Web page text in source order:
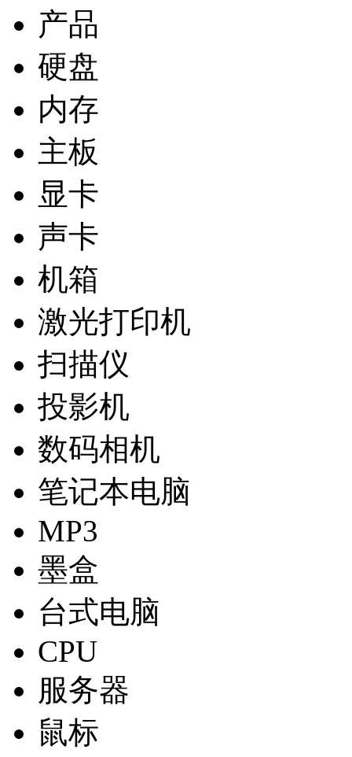
产品
硬盘
内存
主板
显卡
声卡
机箱
激光打印机
扫描仪
投影机
数码相机
笔记本电脑
MP3
墨盒
台式电脑
CPU
服务器
鼠标